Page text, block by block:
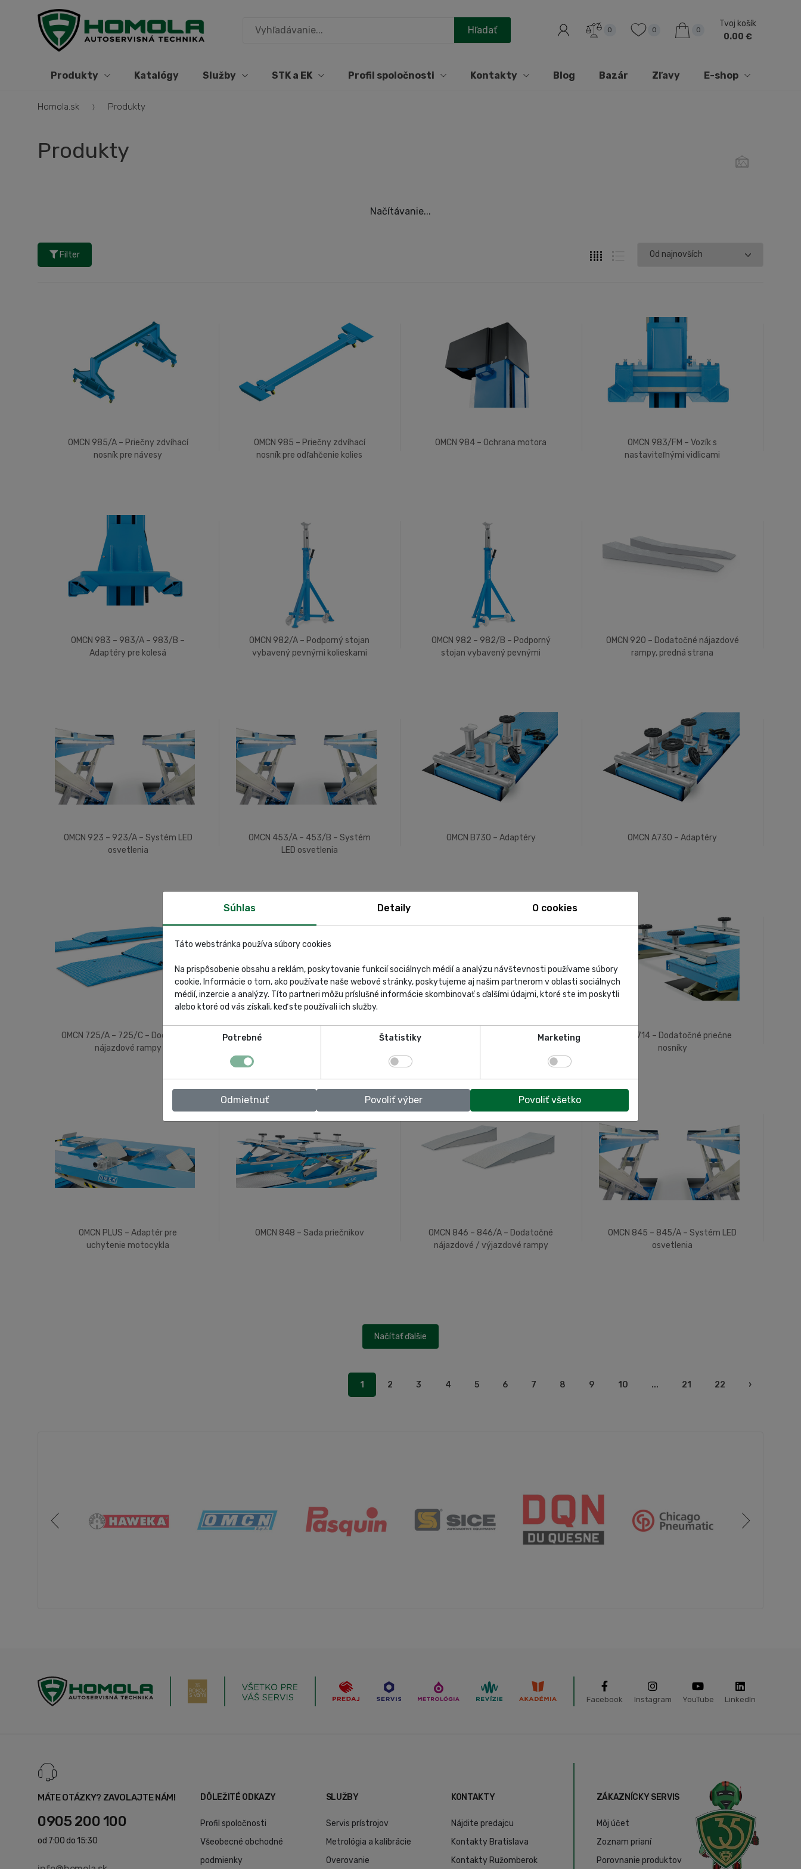
0 0 0
Tvoj košík
0.00 €
Produkty Katalógy Služby STK a EK Profil spoločnosti Kontakty Blog Bazár Zľavy E-shop
Homola.sk Produkty
Produkty
Načítávanie...
Filter
OMCN 985/A – Priečny zdvíhací
nosník pre návesy
OMCN 985 – Priečny zdvíhací
nosník pre odľahčenie kolies
OMCN 984 – Ochrana motora
OMCN 983/FM – Vozík s
nastaviteľnými vidlicami
OMCN 983 – 983/A – 983/B –
Adaptéry pre kolesá
OMCN 982/A – Podporný stojan
vybavený pevnými kolieskami
OMCN 982 – 982/B – Podporný
stojan vybavený pevnými
OMCN 920 – Dodatočné nájazdové
rampy, predná strana
OMCN 923 – 923/A – Systém LED
osvetlenia
OMCN 453/A – 453/B – Systém
LED osvetlenia
OMCN B730 – Adaptéry OMCN A730 – Adaptéry
OMCN 725/A – 725/C – Dodatočné
nájazdové rampy
OMCN 714/B – 714/C – Dodatočné
OMCN 714/A – Dodatočné priečne
OMCN 714 – Dodatočné priečne
nosníky
OMCN PLUS – Adaptér pre
uchytenie motocykla
OMCN 848 – Sada priečnikov
OMCN 846 – 846/A – Dodatočné
nájazdové / výjazdové rampy
OMCN 845 – 845/A – Systém LED
osvetlenia
Načítať ďalšie
1 2 3 4 5 6 7 8 9 10 ... 21 22 ›
Facebook Instagram YouTube LinkedIn
MÁTE OTÁZKY? ZAVOLAJTE NÁM!
0905 200 100
od 7:00 do 15:30
DÔLEŽITÉ ODKAZY
Profil spoločnosti
Všeobecné obchodné
podmienky
SLUŽBY
Servis prístrojov
Metrológia a kalibrácie
Overovanie
KONTAKTY
Nájdite predajcu
Kontakty Bratislava
Kontakty Ružomberok
ZÁKAZNÍCKY SERVIS
Môj účet
Zoznam prianí
Porovnanie produktov
Súhlas Detaily O cookies
Táto webstránka používa súbory cookies
Na prispôsobenie obsahu a reklám, poskytovanie funkcií sociálnych médií a analýzu návštevnosti používame súbory
cookie. Informácie o tom, ako používate naše webové stránky, poskytujeme aj našim partnerom v oblasti sociálnych
médií, inzercie a analýzy. Títo partneri môžu príslušné informácie skombinovať s ďalšími údajmi, ktoré ste im poskytli
alebo ktoré od vás získali, keď ste používali ich služby.
Potrebné Štatistiky Marketing
Odmietnuť Povoliť výber Povoliť všetko